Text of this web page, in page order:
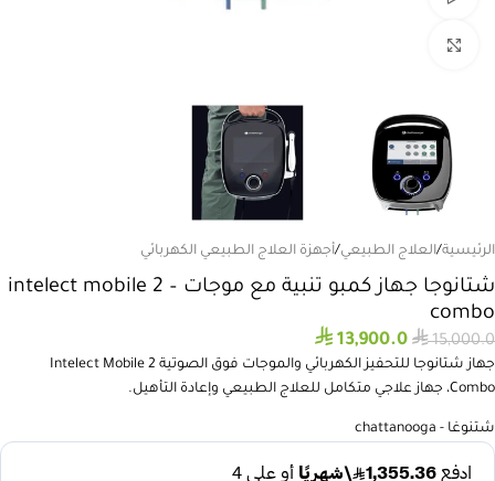
الرئيسية/العلاج الطبيعي/أجهزة العلاج الطبيعي الكهربائي
شتانوجا جهاز كمبو تنبية مع موجات – intelect mobile 2
combo
⃁15,000.0
⃁ 13,900.0
جهاز شتانوجا للتحفيز الكهربائي والموجات فوق الصوتية Intelect Mobile 2
Combo، جهاز علاجي متكامل للعلاج الطبيعي وإعادة التأهيل.
شتنوغا - chattanooga